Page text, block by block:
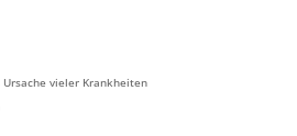
vieler Krankheiten